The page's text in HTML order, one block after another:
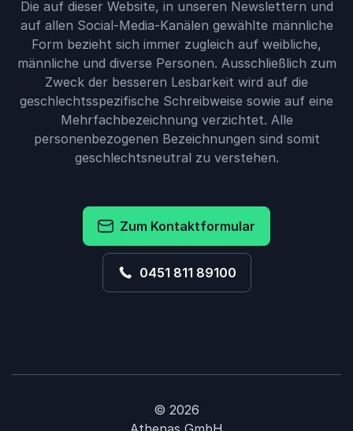
Die auf dieser Website, in unseren Newslettern und
auf allen Social-Media-Kanälen gewählte männliche
Form bezieht sich immer zugleich auf weibliche,
männliche und diverse Personen. Ausschließlich zum
Zweck der besseren Lesbarkeit wird auf die
geschlechtsspezifische Schreibweise sowie auf eine
Mehrfachbezeichnung verzichtet. Alle
personenbezogenen Bezeichnungen sind somit
geschlechtsneutral zu verstehen.
Zum Kontaktformular
0451 811 89100
© 2026